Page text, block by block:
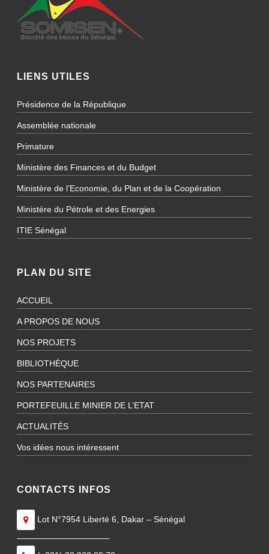
LIENS UTILES
Présidence de la République
Assemblée nationale
Primature
Ministère des Finances et du Budget
Ministère de l’Economie, du Plan et de la Coopération
Ministère du Pétrole et des Energies
ITIE Sénégal
PLAN DU SITE
ACCUEIL
A PROPOS DE NOUS
NOS PROJETS
BIBLIOTHÈQUE
NOS PARTENAIRES
PORTEFEUILLE MINIER DE L’ETAT
ACTUALITÉS
Vos idées nous intéressent
CONTACTS INFOS
Lot N°7954 Liberté 6, Dakar – Sénégal
———————————